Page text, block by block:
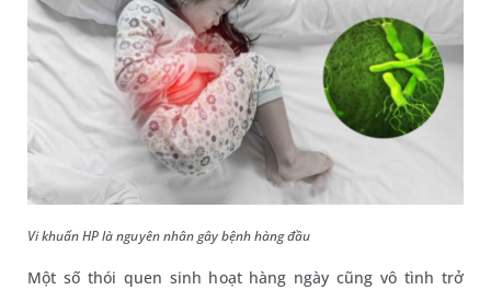
Vi khuẩn HP là nguyên nhân gây bệnh hàng đầu
Một số thói quen sinh hoạt hàng ngày cũng vô tình trở